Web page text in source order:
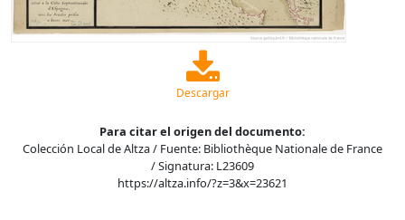
Descargar
Para citar el origen del documento:
Colección Local de Altza / Fuente: Bibliothèque Nationale de France
/ Signatura: L23609
https://altza.info/?z=3&x=23621